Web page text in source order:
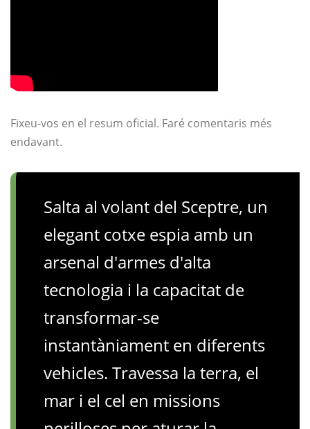
Fixeu-vos en el resum oficial. Faré comentaris més
endavant.
Salta al volant del Sceptre, un
elegant cotxe espia amb un
arsenal d'armes d'alta
tecnologia i la capacitat de
transformar-se
instantàniament en diferents
vehicles. Travessa la terra, el
mar i el cel en missions